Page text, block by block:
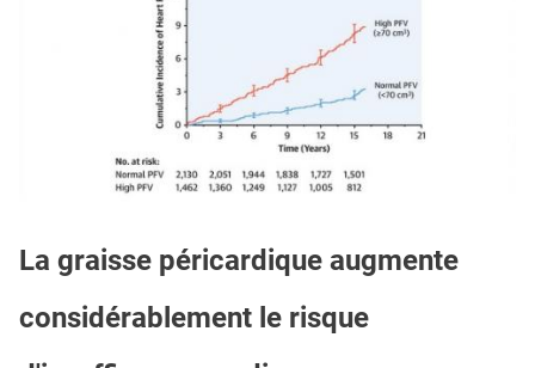
La graisse péricardique augmente
considérablement le risque